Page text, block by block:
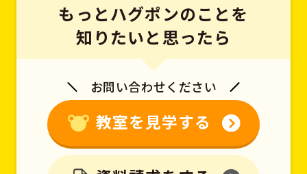
もっとハグポンのことを
知りたいと思ったら
お問い合わせください
教室を見学する